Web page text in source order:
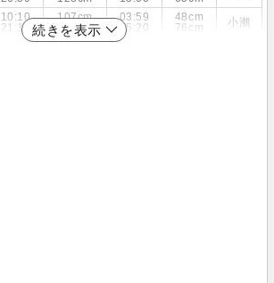
10:10
21:19
107cm
124cm
03:59
15:20
48cm
76cm
小潮
続きを表示